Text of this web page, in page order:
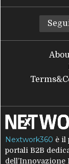
Nextwork360 è il
portali B2B